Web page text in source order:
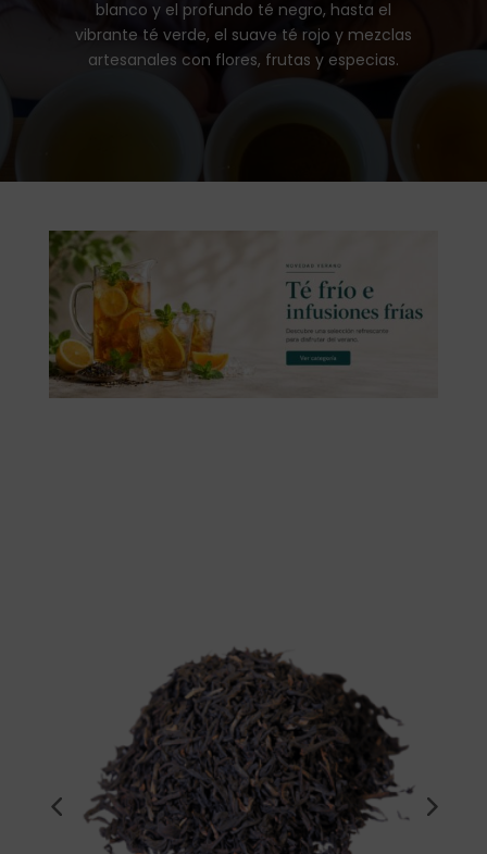
blanco y el profundo té negro, hasta el
vibrante té verde, el suave té rojo y mezclas
artesanales con flores, frutas y especias.